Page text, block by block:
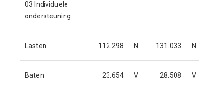
03 Individuele
ondersteuning
Lasten 112.298 N 131.033 N
Baten 23.654 V 28.508 V